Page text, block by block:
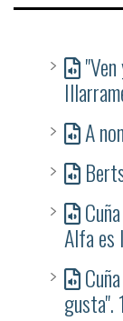
A
Alfa es
gusta".